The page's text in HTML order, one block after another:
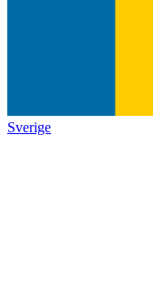
Sverige